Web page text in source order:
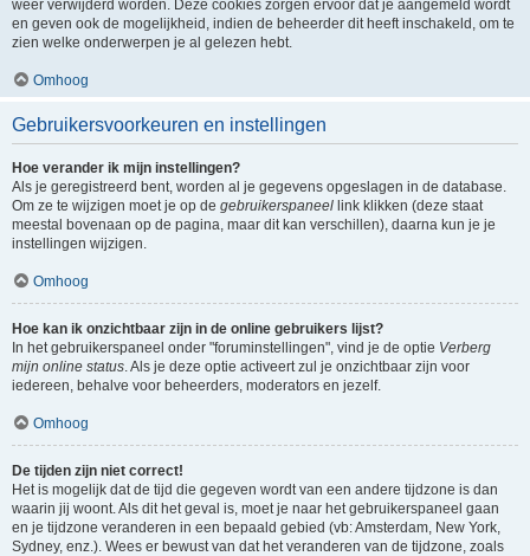
weer verwijderd worden. Deze cookies zorgen ervoor dat je aangemeld wordt
en geven ook de mogelijkheid, indien de beheerder dit heeft inschakeld, om te
zien welke onderwerpen je al gelezen hebt.
Omhoog
Gebruikersvoorkeuren en instellingen
Hoe verander ik mijn instellingen?
Als je geregistreerd bent, worden al je gegevens opgeslagen in de database.
Om ze te wijzigen moet je op de gebruikerspaneel link klikken (deze staat
meestal bovenaan op de pagina, maar dit kan verschillen), daarna kun je je
instellingen wijzigen.
Omhoog
Hoe kan ik onzichtbaar zijn in de online gebruikers lijst?
In het gebruikerspaneel onder "foruminstellingen", vind je de optie Verberg
mijn online status. Als je deze optie activeert zul je onzichtbaar zijn voor
iedereen, behalve voor beheerders, moderators en jezelf.
Omhoog
De tijden zijn niet correct!
Het is mogelijk dat de tijd die gegeven wordt van een andere tijdzone is dan
waarin jij woont. Als dit het geval is, moet je naar het gebruikerspaneel gaan
en je tijdzone veranderen in een bepaald gebied (vb: Amsterdam, New York,
Sydney, enz.). Wees er bewust van dat het veranderen van de tijdzone, zoals